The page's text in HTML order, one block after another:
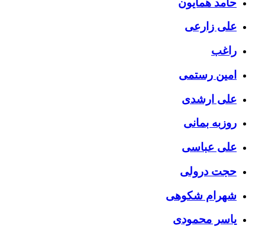
حامد همایون
علی زارعی
راغب
امین رستمی
علی ارشدی
روزبه بمانی
علی عباسی
حجت درولی
شهرام شکوهی
یاسر محمودی